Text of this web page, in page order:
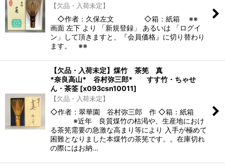
【欠品・入荷未定】
◇作者：久保左文 ◇箱：紙箱 ※※
画面 左下 より 「新規登録」 あるいは 「ログイ
ン」して頂きますと、『会員価格』に切り替わり
ます。 ※※
【欠品・入荷未定】煤竹 茶筅 真
*奈良高山* 谷村弥三郎* すす竹・ちゃせ
ん・茶筌 [x093csn10011]
【欠品・入荷未定】
◇作者：翠華園 谷村弥三郎 作 ◇箱：紙箱
※近年 良質煤竹の枯渇や、生産地におけ
る茶筅需要の急激な高まり等により 入手が極めて
困難となりました本煤竹の茶筅です。。在庫切れ
の際にはお納…